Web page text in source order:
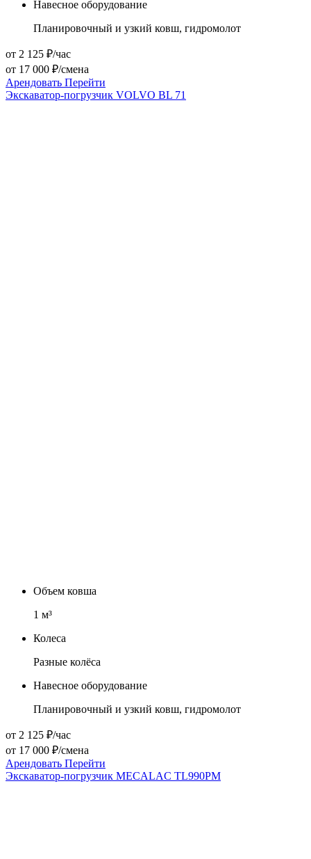
Навесное оборудование
Планировочный и узкий ковш, гидромолот
от 2 125 ₽/час
от 17 000 ₽/смена
Арендовать Перейти
Экскаватор-погрузчик VOLVO BL 71
Объем ковша
1 м³
Колеса
Разные колёса
Навесное оборудование
Планировочный и узкий ковш, гидромолот
от 2 125 ₽/час
от 17 000 ₽/смена
Арендовать Перейти
Экскаватор-погрузчик MECALAC TL990PM